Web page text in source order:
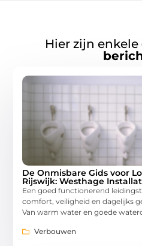
Hier zijn enkele
De Onmisbare Gids voor
Rijswijk: Westhage
Een goed functionerend
comfort, veiligheid en dagelijks
Van warm water en goede
Verbouwen